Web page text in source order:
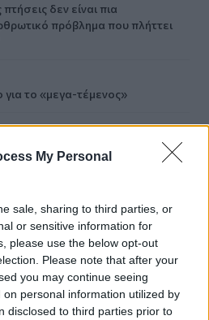
My Personal
sale, sharing to third parties, or
or sensitive information for
please use the below opt-out
Please note that after your
you may continue seeing
personal information utilized by
disclosed to third parties prior to
δεν είναι πια
πρόβλημα που πλήττει
το «μεγα-τέμενος»
έπεσε σε γκρεμό 30
δεσμεύσεις, επιστρέφουν οι
WC